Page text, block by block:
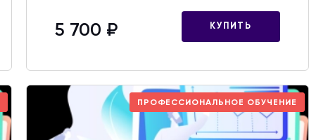
5 700 ₽ КУПИТЬ
ПРОФЕССИОНАЛЬНОЕ ОБУЧЕНИЕ